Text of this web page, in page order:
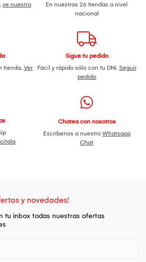
ve nuestro
En nuestras 26 tiendas a nivel
nacional
tienda. Ver
Sigue tu pedido
Fácil y rápido sólo con tu DNI. Seguir
pedido
Chatea con nosotros
Escríbenos a nuestro Whatsapp
Chat
y novedades!
tu inbox todas nuestras ofertas